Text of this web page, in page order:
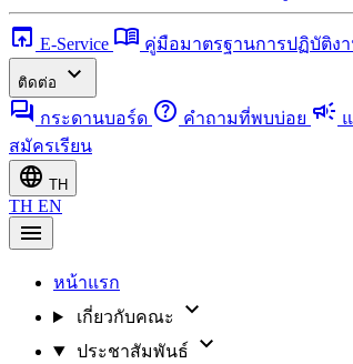
open_in_browser E-Service menu_book คู่มือมาตรฐานการปฏิบัติง
ติดต่อ
expand_more
forum กระดานบอร์ด help คำถามที่พบบ่อย campaign
สมัครเรียน
language TH
TH EN
menu
หน้าแรก
เกี่ยวกับคณะ
expand_more
ประชาสัมพันธ์ expand_more